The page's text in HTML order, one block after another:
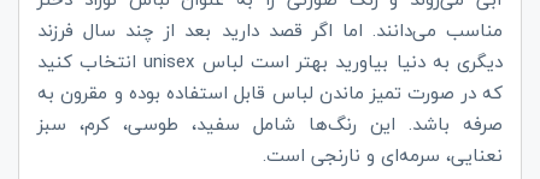
مناسب می‌دانند. اما اگر قصد دارید بعد از چند سال فرزند
دیگری به دنیا بیاورید بهتر است لباس unisex انتخاب کنید
که در صورت تمیز ماندن لباس قابل استفاده بوده و مقرون به
صرفه باشد. این رنگ‌ها شامل سفید، طوسی، کرم، سبز
نعنایی، سرمه‌ای و نارنجی است.